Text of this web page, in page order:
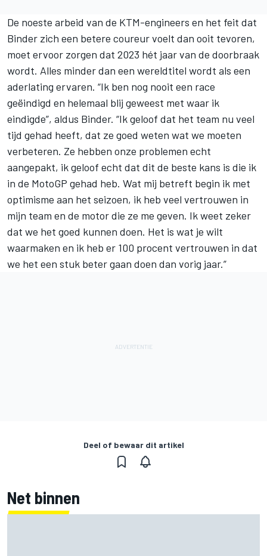
De noeste arbeid van de KTM-engineers en het feit dat
Binder zich een betere coureur voelt dan ooit tevoren,
moet ervoor zorgen dat 2023 hét jaar van de doorbraak
wordt. Alles minder dan een wereldtitel wordt als een
aderlating ervaren. “Ik ben nog nooit een race
geëindigd en helemaal blij geweest met waar ik
eindigde”, aldus Binder. “Ik geloof dat het team nu veel
tijd gehad heeft, dat ze goed weten wat we moeten
verbeteren. Ze hebben onze problemen echt
aangepakt, ik geloof echt dat dit de beste kans is die ik
in de MotoGP gehad heb. Wat mij betreft begin ik met
optimisme aan het seizoen, ik heb veel vertrouwen in
mijn team en de motor die ze me geven. Ik weet zeker
dat we het goed kunnen doen. Het is wat je wilt
waarmaken en ik heb er 100 procent vertrouwen in dat
we het een stuk beter gaan doen dan vorig jaar.”
Deel of bewaar dit artikel
Net binnen